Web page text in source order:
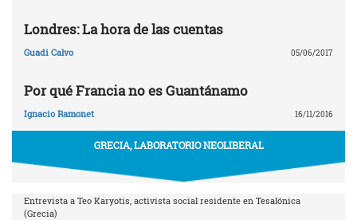
Londres: La hora de las cuentas
Guadi Calvo 05/06/2017
Por qué Francia no es Guantánamo
Ignacio Ramonet 16/11/2016
GRECIA, LABORATORIO NEOLIBERAL
Entrevista a Teo Karyotis, activista social residente en Tesalónica
(Grecia)